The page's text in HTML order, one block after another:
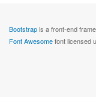
Bootstrapis a front-end
Font Awesomefont licensed